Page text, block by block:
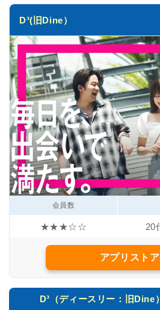
D³(旧Dine）
会員数
★★★☆☆ 20
アプリスト
D³（ディースリー：旧Dine